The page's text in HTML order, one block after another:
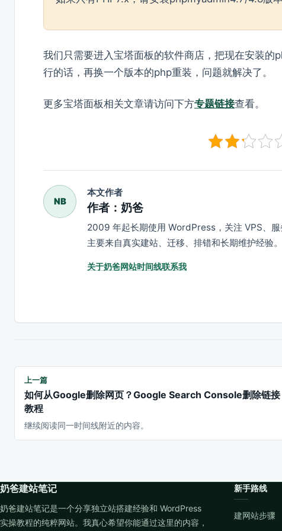
我们只需要进入宝塔面板的软件商店，把现在安装
行的话，再换一个版本的php重装，问题就解决了。
更多宝塔面板相关文章请访问下方专题链接查看。
NB
本文作者
作者：奶爸
2009 年起长期使用 WordPress，关注 VPS、
主要来自真实建站、迁移、排错和长期维护经验。
关于奶爸网站时间线联系我
上一篇
如何从Google删除网页？Google Search Console删除链接
教程
继续阅读同一时间线附近的内容。
奶爸建站笔记
奶爸建站笔记是一个分享独立站搭建经验和 WordPress
实操教程的纯粹网站。我真心希望你能通过这里的内容，
新手路线
建网站步骤